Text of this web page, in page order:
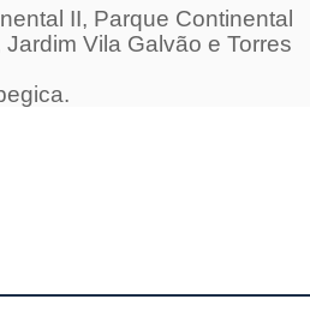
II, Parque Continental
Vila Galvão e Torres